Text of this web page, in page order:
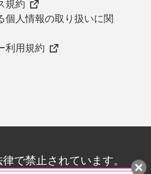
規約
個人情報の取り扱いに関
利用規約
で禁止されています。